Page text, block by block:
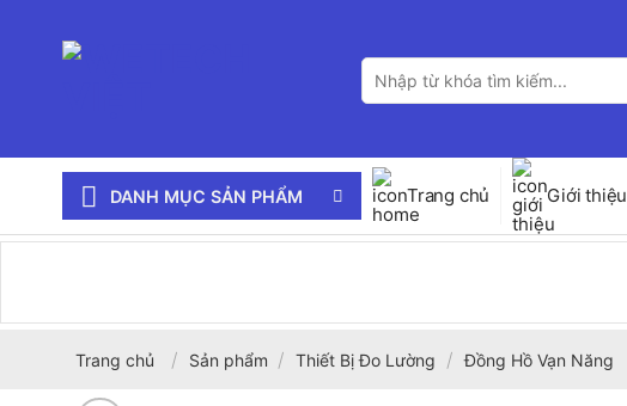
Tìm
kiếm:
DANH MỤC SẢN PHẨM Trang chủ Giới thiệu
Trang chủ / Sản phẩm / Thiết Bị Đo Lường / Đồng Hồ Vạn Năng